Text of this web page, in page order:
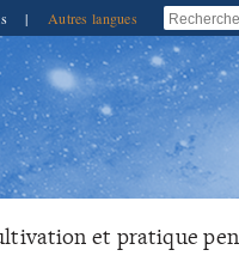
| Autres langues
et pratique